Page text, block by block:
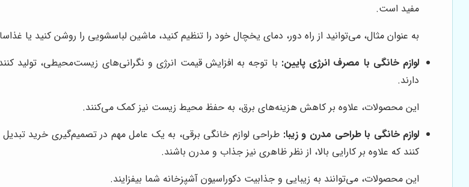
مفید است.
به عنوان مثال، می‌توانید از راه دور، دمای یخچال خود را تنظیم کنید، ماشین لباسشویی را روشن کنید یا
لوازم خانگی با مصرف انرژی پایین: با توجه به افزایش قیمت انرژی و نگرانی‌های زیست‌محیطی، تولید
دارند.
این محصولات، علاوه بر کاهش هزینه‌های برق، به حفظ محیط زیست نیز کمک می‌کنند.
لوازم خانگی با طراحی مدرن و زیبا: طراحی لوازم خانگی برقی، به یک عامل مهم در تصمیم‌گیری خرید
کنند که علاوه بر کارایی بالا، از نظر ظاهری نیز جذاب و مدرن باشند.
این محصولات، می‌توانند به زیبایی و جذابیت دکوراسیون آشپزخانه شما بیفزایند.